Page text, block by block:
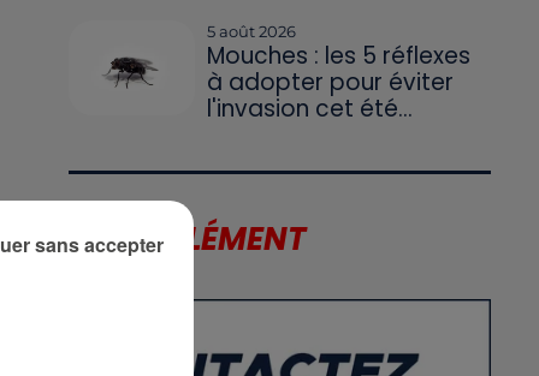
5 août 2026
Mouches : les 5 réflexes
à adopter pour éviter
l'invasion cet été...
LE SUPPLÉMENT
sans accepter